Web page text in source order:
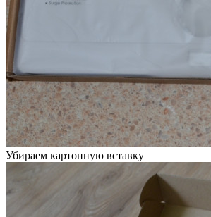
Убираем картонную вставку